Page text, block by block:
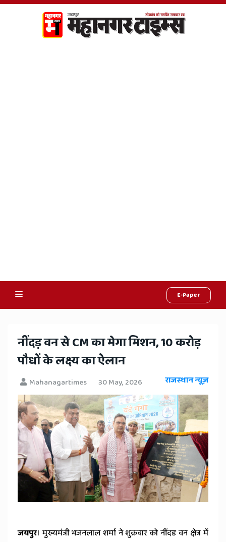
E-Paper
Hindi
News,
Hindi
Samachar,
Jaipur
Rajasthan
News
नींदड़ वन से CM का मेगा मिशन, 10 करोड़
पौधों के लक्ष्य का ऐलान
Mahanagartimes 30 May, 2026 राजस्थान न्यूज़
जयपुर। मुख्यमंत्री भजनलाल शर्मा ने शुक्रवार को नींदड वन क्षेत्र में